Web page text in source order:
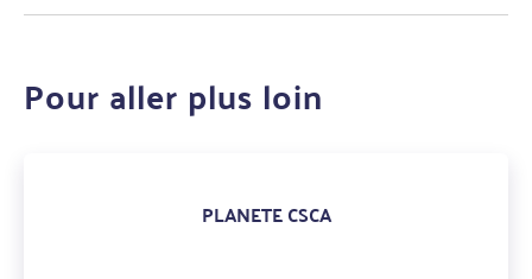
Pour aller plus loin
PLANETE CSCA